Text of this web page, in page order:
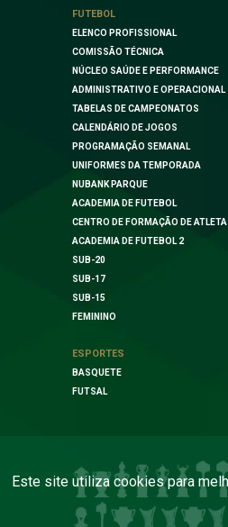
FUTEBOL
ELENCO PROFISSIONAL
COMISSÃO TÉCNICA
NÚCLEO SAÚDE E PERFORMANCE
ADMINISTRATIVO E OPERACIONAL
TABELAS DE CAMPEONATOS
CALENDÁRIO DE JOGOS
PROGRAMAÇÃO SEMANAL
UNIFORMES DA TEMPORADA
NUBANK PARQUE
ACADEMIA DE FUTEBOL
CENTRO DE FORMAÇÃO DE
ACADEMIA DE FUTEBOL 2
SUB-20
SUB-17
SUB-15
FEMININO
ESPORTES
BASQUETE
FUTSAL
Este site utiliza cookies para